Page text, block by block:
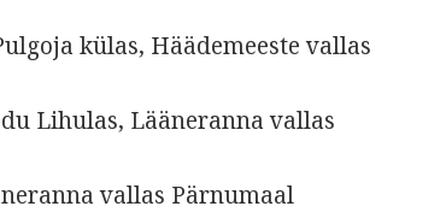
külas, Häädemeeste vallas
Lihulas, Lääneranna vallas
vallas Pärnumaal